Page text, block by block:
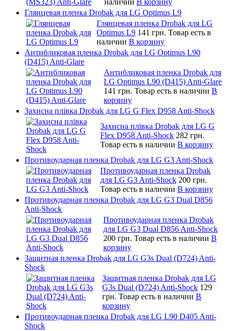
Глянцевая пленка Drobak для LG Optimus L9
Глянцевая пленка Drobak для LG
Optimus L9 141 грн. Товар есть в
наличии В корзину
Антибликовая пленка Drobak для LG Optimus L90
(D415) Anti-Glare
Антибликовая пленка Drobak для
LG Optimus L90 (D415) Anti-Glare
141 грн. Товар есть в наличии В
корзину
Захисна плівка Drobak для LG G Flex D958 Anti-Shock
Захисна плівка Drobak для LG G
Flex D958 Anti-Shock 282 грн.
Товар есть в наличии В корзину
Противоударная пленка Drobak для LG G3 Anti-Shock
Противоударная пленка Drobak
для LG G3 Anti-Shock 200 грн.
Товар есть в наличии В корзину
Противоударная пленка Drobak для LG G3 Dual D856
Anti-Shock
Противоударная пленка Drobak
для LG G3 Dual D856 Anti-Shock
200 грн. Товар есть в наличии В
корзину
Защитная пленка Drobak для LG G3s Dual (D724) Anti-
Shock
Защитная пленка Drobak для LG
G3s Dual (D724) Anti-Shock 129
грн. Товар есть в наличии В
корзину
Противоударная пленка Drobak для LG L90 D405 Anti-
Shock